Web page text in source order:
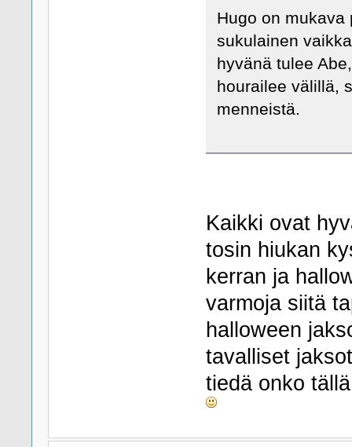
Hugo on
sukulainen
hyvänä tulee
hourailee välillä,
menneistä.
Kaikki ovat
tosin hiukan
kerran ja
varmoja siitä
halloween
tavalliset
tiedä onko